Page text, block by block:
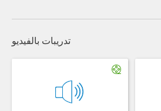
تدريبات بالفيديو